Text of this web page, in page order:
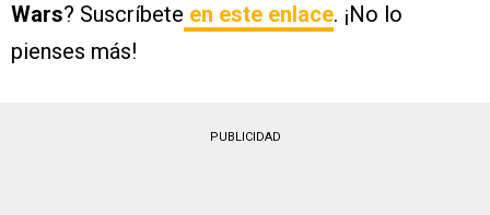
Wars? Suscríbete en este enlace. ¡No lo
pienses más!
PUBLICIDAD